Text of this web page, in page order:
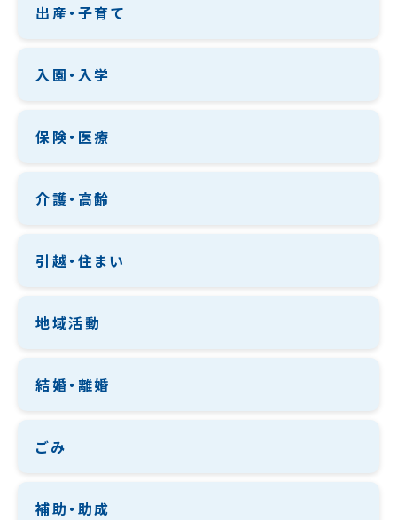
出産・子育て
入園・入学
保険・医療
介護・高齢
引越・住まい
地域活動
結婚・離婚
ごみ
補助・助成